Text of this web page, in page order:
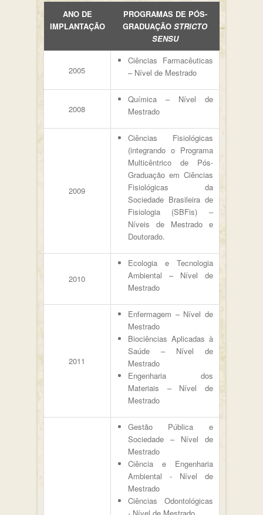
ANO DE
IMPLANTAÇÃO
PROGRAMAS DE PÓS-
GRADUAÇÃO STRICTO
SENSU
2005
Ciências Farmacêuticas
– Nível de Mestrado
2008
Química – Nível de
Mestrado
2009
Ciências Fisiológicas
(integrando o Programa
Multicêntrico de Pós-
Graduação em Ciências
Fisiológicas da
Sociedade Brasileira de
Fisiologia (SBFis) –
Níveis de Mestrado e
Doutorado.
2010
Ecologia e Tecnologia
Ambiental – Nível de
Mestrado
2011
Enfermagem – Nível de
Mestrado
Biociências Aplicadas à
Saúde – Nível de
Mestrado
Engenharia dos
Materiais – Nível de
Mestrado
Gestão Pública e
Sociedade – Nível de
Mestrado
Ciência e Engenharia
Ambiental - Nível de
Mestrado
Ciências Odontológicas
- Nível de Mestrado